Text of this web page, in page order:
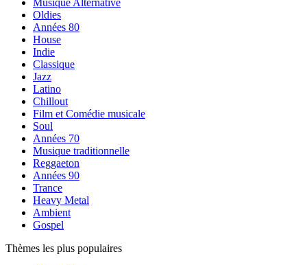
Musique Alternative
Oldies
Années 80
House
Indie
Classique
Jazz
Latino
Chillout
Film et Comédie musicale
Soul
Années 70
Musique traditionnelle
Reggaeton
Années 90
Trance
Heavy Metal
Ambient
Gospel
Thèmes les plus populaires